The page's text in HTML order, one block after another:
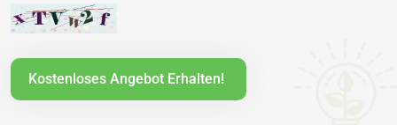
Kostenloses Angebot Erhalten!